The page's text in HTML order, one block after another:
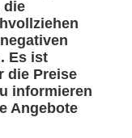
die
Es ist
die Preise
informieren
Angebote